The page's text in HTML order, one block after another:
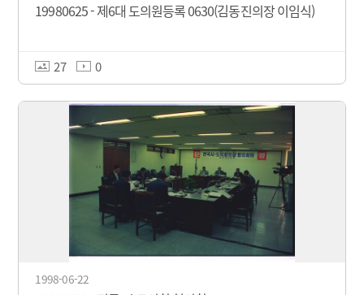
19980625 - 제6대 도의원등록 0630(김동진의장 이임식)
27 0
1998-06-22